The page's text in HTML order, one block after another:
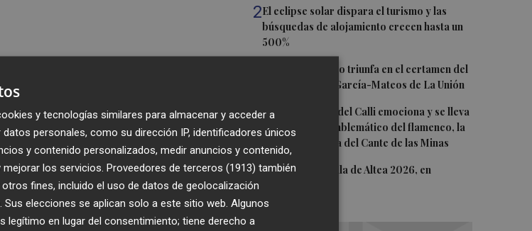
2El eclipse solar dispara el turismo y las
búsquedas de alojamiento crecen hasta un
500%
El cubano Papillo triunfa en el certamen del
Trovo Pascual García-Mateos de La Unión
4El cantaor Rafa del Calli emociona y se lleva
el trofeo más emblemático del flamenco, la
Lámpara Minera del Cante de las Minas
5El Castell de l'Olla de Altea 2026, en
y tecnologías similares para almacenar y acceder a
personales, como su dirección IP, identificadores únicos
y contenido personalizados, medir anuncios y contenido,
los servicios. Proveedores de terceros (1913) también
fines, incluido el uso de datos de geolocalización
elecciones se aplican solo a este sitio web. Algunos
legítimo en lugar del consentimiento; tiene derecho a